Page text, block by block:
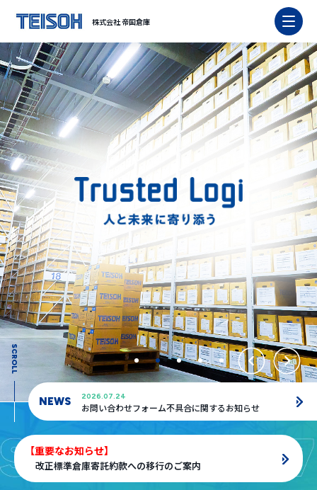
株式会社 帝国倉庫
SCROLL
NEWS 2026.07.24
お問い合わせフォーム不具合に関するお知らせ
【重要なお知らせ】
改正標準倉庫寄託約款への移行のご案内